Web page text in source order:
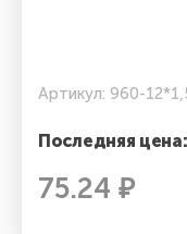
Артикул: 960-
Последняя цена:
75.24 ₽